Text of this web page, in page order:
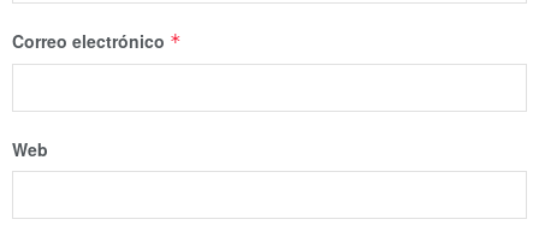
Correo electrónico *
Web